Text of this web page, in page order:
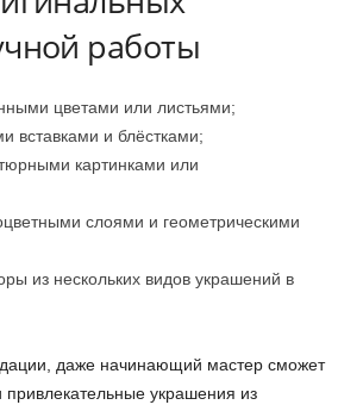
работы
цветами или листьями;
вставками и блёстками;
картинками или
слоями и геометрическими
из нескольких видов украшений в
даже начинающий мастер сможет
украшения из